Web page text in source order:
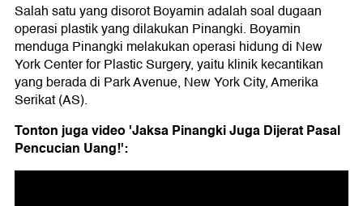
Salah satu yang disorot Boyamin adalah soal dugaan
operasi plastik yang dilakukan Pinangki. Boyamin
menduga Pinangki melakukan operasi hidung di New
York Center for Plastic Surgery, yaitu klinik kecantikan
yang berada di Park Avenue, New York City, Amerika
Serikat (AS).
Tonton juga video 'Jaksa Pinangki Juga Dijerat Pasal
Pencucian Uang!':